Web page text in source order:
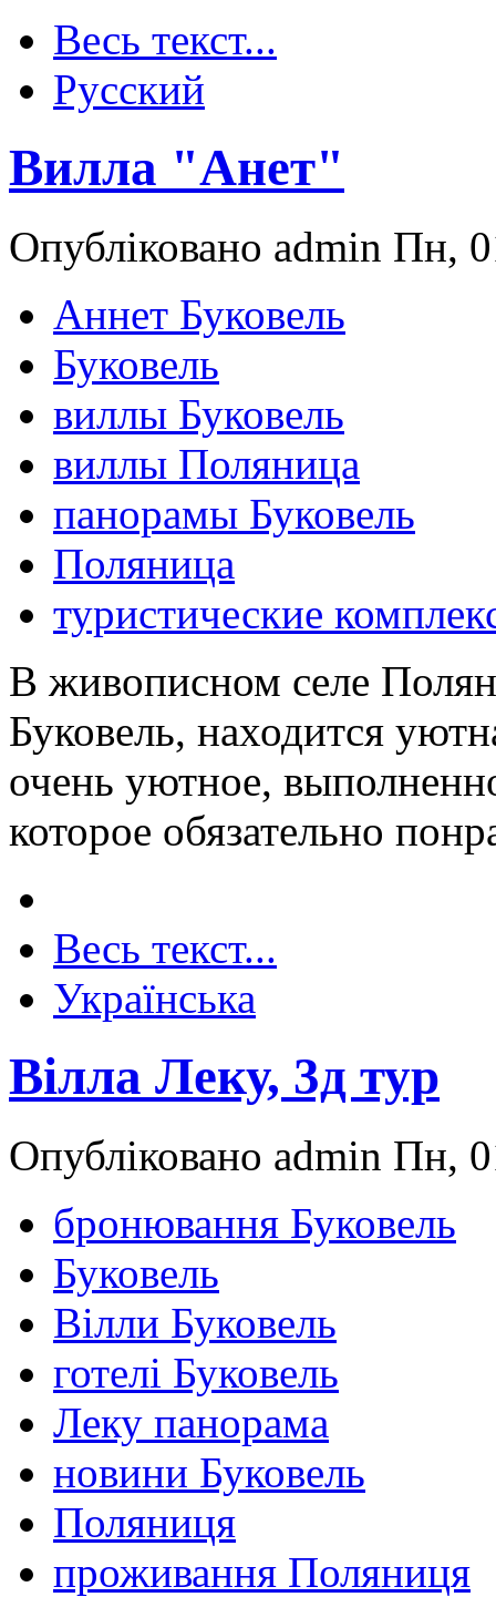
Весь текст...
Русский
Вилла "Анет"
Опубліковано admin Пн,
Аннет Буковель
Буковель
виллы Буковель
виллы Поляница
панорамы Буковель
Поляница
туристические
В живописном селе
Буковель, находится
очень уютное,
которое обязательно
Весь текст...
Українська
Вілла Леку, 3д тур
Опубліковано admin Пн,
бронювання Буковель
Буковель
Вілли Буковель
готелі Буковель
Леку панорама
новини Буковель
Поляниця
проживання Поляниця